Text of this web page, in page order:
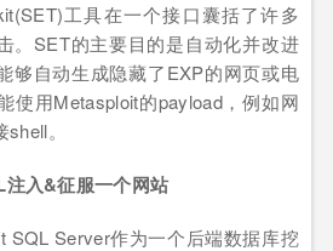
工具在一个接口囊括了许多
。SET的主要目的是自动化并改进
够自动生成隐藏了EXP的网页或电
使用Metasploit的payload，例如网
。
入&征服一个网站
SQL Server作为一个后端数据库挖